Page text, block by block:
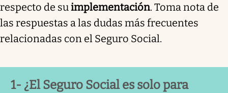
respecto de suimplementación. Toma nota de
las respuestas a las dudas más frecuentes
relacionadas con el Seguro Social.
1- ¿El Seguro Social es solo para